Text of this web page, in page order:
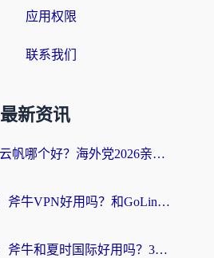
应用权限
联系我们
最新资讯
Quickback和云帆哪个好？海外党2026亲测指南：选对加速器大陆工具，无缝刷国内剧玩国服
海外党必看：斧牛VPN好用吗？和GoLinkVPN对比哪个回国效果更好？
海外党必看：斧牛和夏时国际好用吗？3步选对回国加速器，无缝刷国内资源